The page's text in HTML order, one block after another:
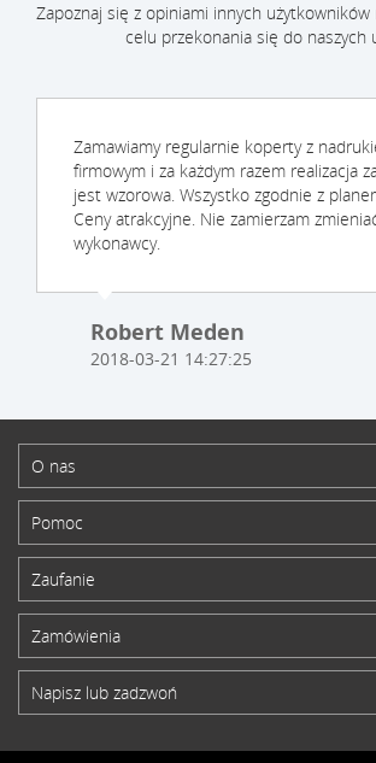
Zapoznaj się z opiniami innych
celu przekonania się do naszych
Zamawiamy regularnie koperty z
firmowym i za każdym razem realizacja
jest wzorowa. Wszystko zgodnie z
Ceny atrakcyjne. Nie zamierzam
wykonawcy.
Robert Meden
2018-03-21 14:27:25
O nas
Pomoc
Zaufanie
Zamówienia
Napisz lub zadzwoń